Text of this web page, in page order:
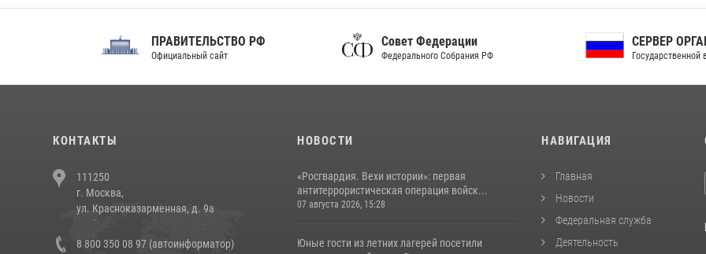
ПРАВИТЕЛЬСТВО РФ
Официальный сайт
Совет Федерации
Федерального Собрания РФ
СЕРВЕР ОРГАНОВ
Государственной власти РФ
КОНТАКТЫ
111250
г. Москва,
ул. Красноказарменная, д. 9а
8 800 350 08 97 (автоинформатор)
НОВОСТИ
«Росгвардия. Вехи истории»: первая
антитеррористическая операция войск...
07 августа 2026, 15:28
Юные гости из летних лагерей посетили
НАВИГАЦИЯ
Главная
Новости
Федеральная служба
Деятельность